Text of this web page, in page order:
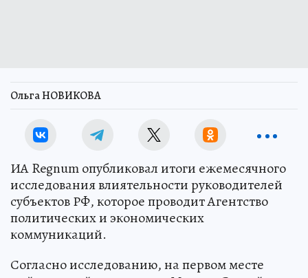
Ольга НОВИКОВА
ИА Regnum опубликовал итоги ежемесячного
исследования влиятельности руководителей
субъектов РФ, которое проводит Агентство
политических и экономических
коммуникаций.
Согласно исследованию, на первом месте